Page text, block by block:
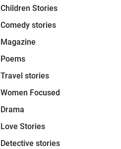
Children Stories
Comedy stories
Magazine
Poems
Travel stories
Women Focused
Drama
Love Stories
Detective stories